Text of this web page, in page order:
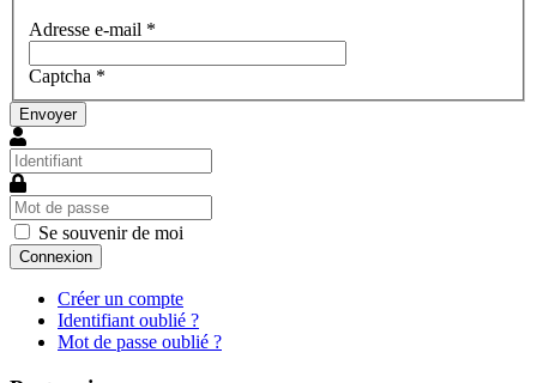
Adresse e-mail *
Captcha *
Envoyer
Identifiant
Mot
de
passeSe souvenir de moi
Connexion
Créer un compte
Identifiant oublié ?
Mot de passe oublié ?